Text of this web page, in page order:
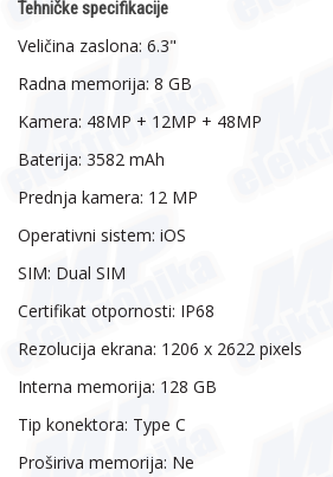
Tehničke specifikacije
Veličina zaslona: 6.3"
Radna memorija: 8 GB
Kamera: 48MP + 12MP + 48MP
Baterija: 3582 mAh
Prednja kamera: 12 MP
Operativni sistem: iOS
SIM: Dual SIM
Certifikat otpornosti: IP68
Rezolucija ekrana: 1206 x 2622 pixels
Interna memorija: 128 GB
Tip konektora: Type C
Proširiva memorija: Ne